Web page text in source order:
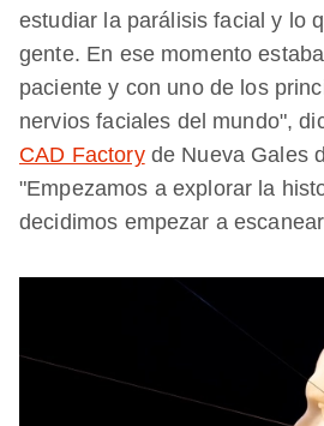
estudiar la parálisis facial y lo
gente. En ese momento
paciente y con uno de los
nervios faciales del mundo",
CAD Factoryde Nueva Gales
"Empezamos a explorar la
decidimos empezar a